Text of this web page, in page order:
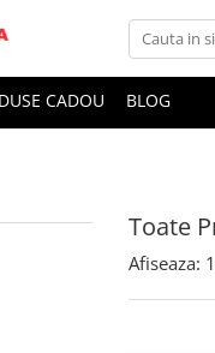
CADOU BLOG
Toate
Afiseaza: